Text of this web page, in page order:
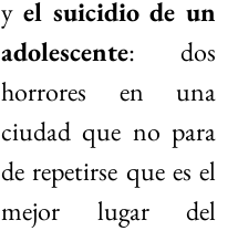
y el suicidio de un
adolescente: dos
horrores en una
ciudad que no para
de repetirse que es el
mejor lugar del